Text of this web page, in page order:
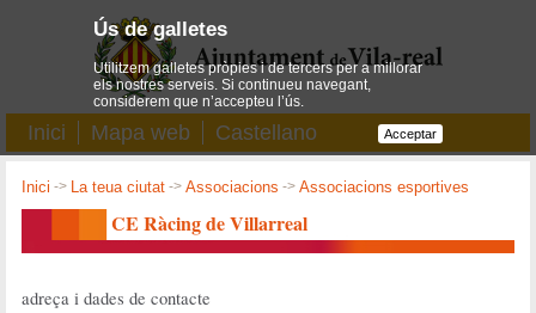
Inici Mapa web Castellano
Inici -> La teua ciutat ->Associacions ->Associacions esportives
CE Ràcing de Villarreal
adreça i dades de contacte
Ús de galletes
Utilitzem galletes pròpies i de tercers per a millorar
els nostres serveis. Si continueu navegant,
considerem que n’accepteu l’ús.
Acceptar